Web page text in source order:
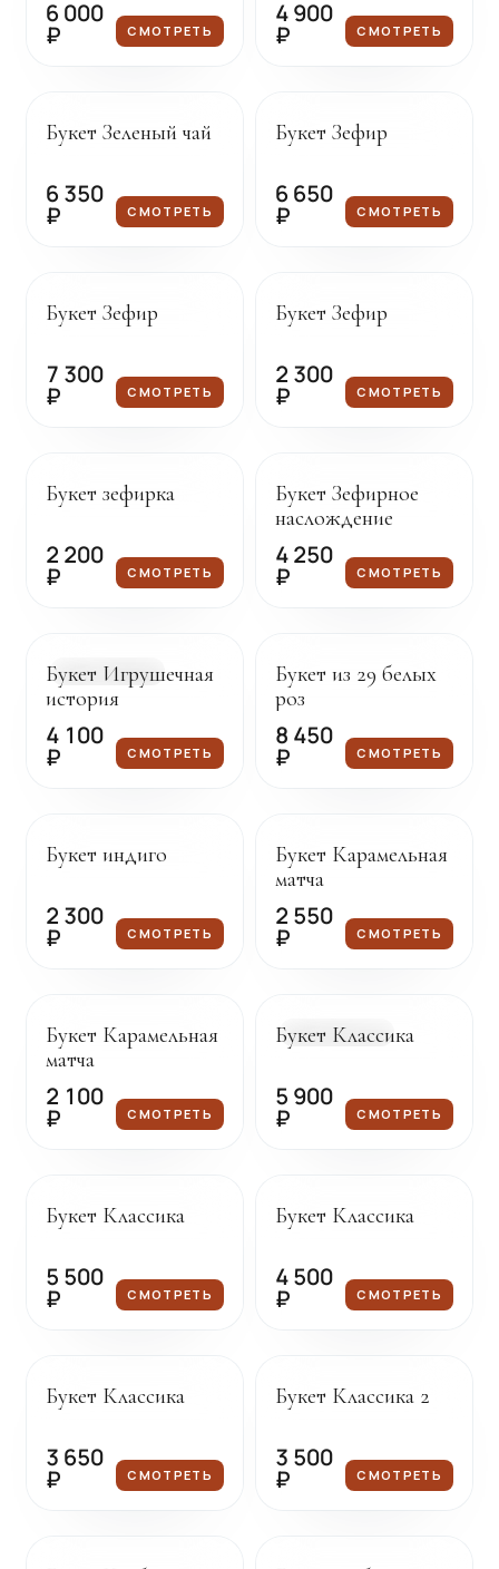
6 000
₽ СМОТРЕТЬ
4 900
₽ СМОТРЕТЬ
Букет Зеленый чай
6 350
₽ СМОТРЕТЬ
Букет Зефир
6 650
₽ СМОТРЕТЬ
Букет Зефир
7 300
₽ СМОТРЕТЬ
Букет Зефир
2 300
₽ СМОТРЕТЬ
Букет зефирка
2 200
₽ СМОТРЕТЬ
Букет Зефирное
наслождение
4 250
₽ СМОТРЕТЬ
В НАЛИЧИИ
Букет Игрушечная
история
4 100
₽ СМОТРЕТЬ
Букет из 29 белых
роз
8 450
₽ СМОТРЕТЬ
Букет индиго
2 300
₽ СМОТРЕТЬ
Букет Карамельная
матча
2 550
₽ СМОТРЕТЬ
Букет Карамельная
матча
2 100
₽ СМОТРЕТЬ
В НАЛИЧИИ
Букет Классика
5 900
₽ СМОТРЕТЬ
Букет Классика
5 500
₽ СМОТРЕТЬ
Букет Классика
4 500
₽ СМОТРЕТЬ
Букет Классика
3 650
₽ СМОТРЕТЬ
Букет Классика 2
3 500
₽ СМОТРЕТЬ